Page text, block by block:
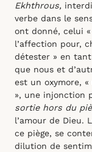
Ekhthrous,
verbe dans le
ont donné, celui «
l’affection pour,
détester » en tant
que nous et
est un oxymore,
», une injonction
sortie hors du
l’amour de Dieu.
ce piège, se
dilution de